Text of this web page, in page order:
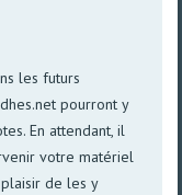
les futurs
pourront y
En attendant, il
votre matériel
de les y